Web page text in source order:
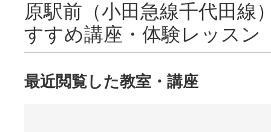
原駅前（小田急線千代田線
すすめ講座・体験レッスン
最近閲覧した教室・講座